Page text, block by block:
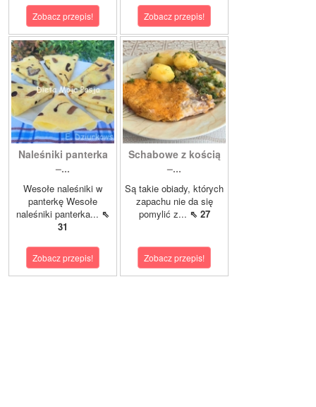
Zobacz przepis! Zobacz przepis!
Naleśniki panterka
–...
Wesołe naleśniki w
panterkę Wesołe
naleśniki panterka... ⇖
31
Zobacz przepis!
Schabowe z kością
–...
Są takie obiady, których
zapachu nie da się
pomylić z... ⇖ 27
Zobacz przepis!